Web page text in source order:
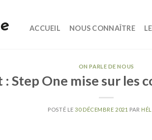
ACCUEIL NOUS CONNAÎTRE
ON PARLE DE NOUS
Step One mise sur les
POSTÉ LE30 DÉCEMBRE 2021 PAR